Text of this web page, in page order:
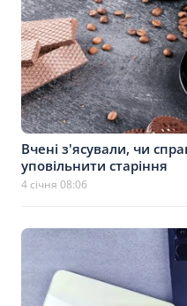
Вчені з'ясували, чи
уповільнити старіння
4 січня 08:06